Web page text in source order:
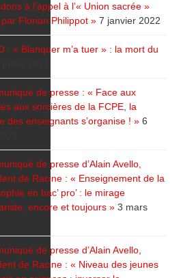
à l’appel à l’« Union sacrée »
Florian Philippot » 7 janvier 2022
: « Blanquer m’a tuer » : la mort du
de presse : « Face aux
aux sorcières de la FCPE, la
des enseignants s’organise ! » 6
de presse d’Alain Avello,
de Racine : « Enseignement de la
en bac’ pro’ : le mirage
encore et toujours » 3 mars
de presse d’Alain Avello,
de Racine : « Niveau des jeunes